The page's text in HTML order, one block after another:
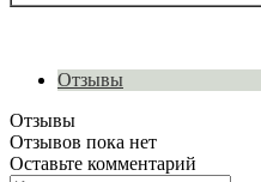
Отзывы
Отзывы
Отзывов пока нет
Оставьте комментарий